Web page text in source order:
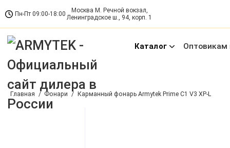
Пн-Пт 09:00-18:00
Москва М. Речной вокзал,
Ленинградское ш., 94, корп. 1
Каталог
Новинки 🔥
Главная Фонари Карманный фонарь Armytek Prime C1 V3 XP-L